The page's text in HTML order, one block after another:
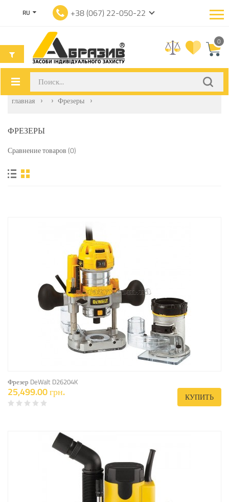
RU +38 (067) 22-050-22
0
главная Фрезеры
ФРЕЗЕРЫ
Сравнение товаров (0)
Фрезер DeWalt D26204K
25,499.00 грн. КУПИТЬ